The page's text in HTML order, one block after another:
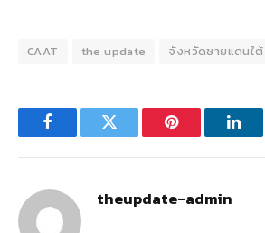
CAAT the update จังหวัดชายแดนใต้
FacebookTwitter Pinterest
theupdate-admin